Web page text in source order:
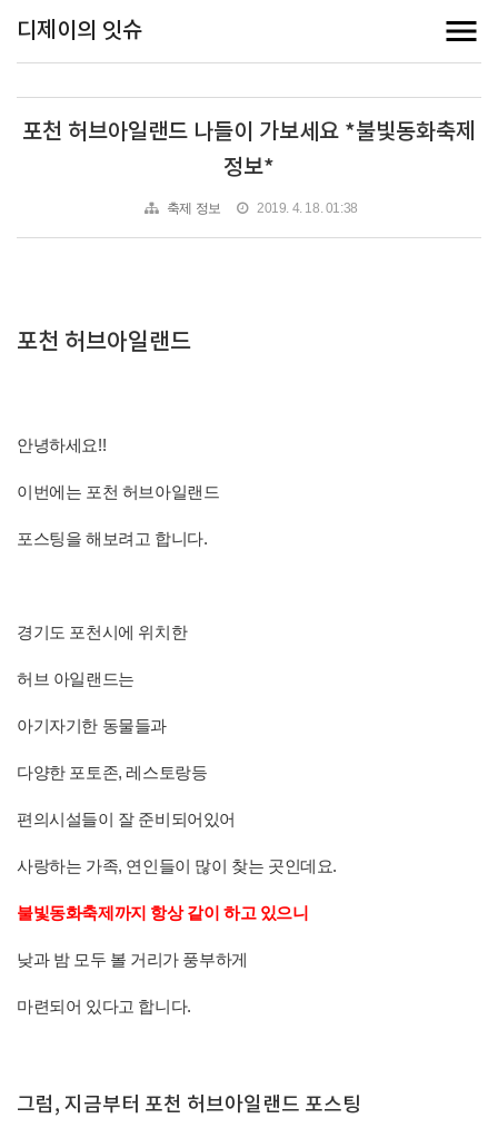
디제이의 잇슈
포천 허브아일랜드 나들이 가보세요 *불빛동화축제
정보*
축제 정보 2019. 4. 18. 01:38
포천 허브아일랜드
안녕하세요!!
이번에는 포천 허브아일랜드
포스팅을 해보려고 합니다.
경기도 포천시에 위치한
허브 아일랜드는
아기자기한 동물들과
다양한 포토존, 레스토랑등
편의시설들이 잘 준비되어있어
사랑하는 가족, 연인들이 많이 찾는 곳인데요.
불빛동화축제까지 항상 같이 하고 있으니
낮과 밤 모두 볼 거리가 풍부하게
마련되어 있다고 합니다.
그럼, 지금부터 포천 허브아일랜드 포스팅